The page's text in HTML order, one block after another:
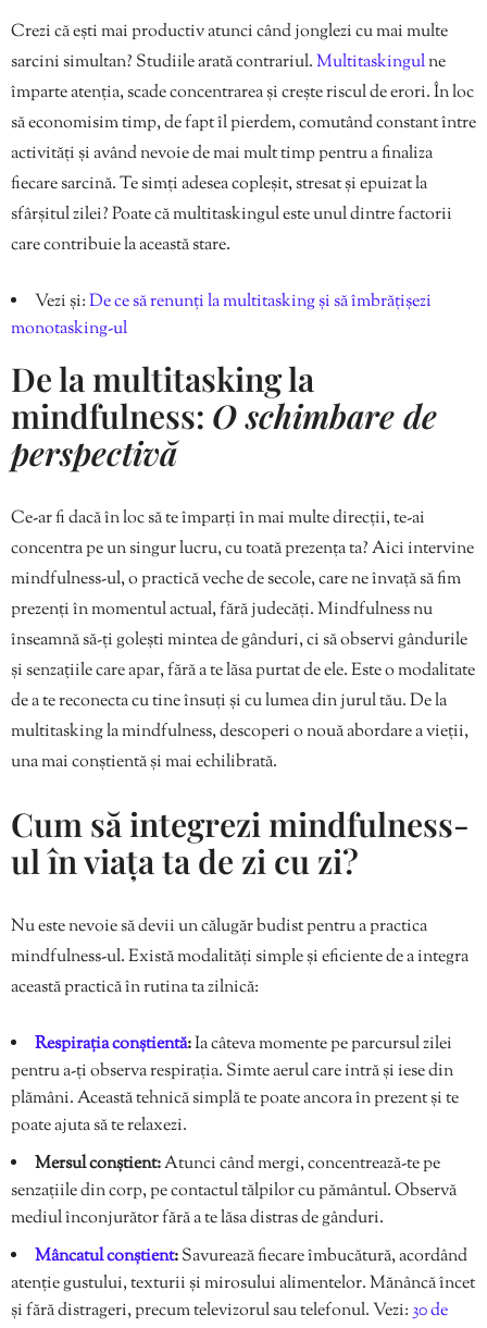
Crezi că ești mai productiv atunci când jonglezi cu mai multe
sarcini simultan? Studiile arată contrariul.Multitaskingulne
împarte atenția, scade concentrarea și crește riscul de erori. În loc
să economisim timp, de fapt îl pierdem, comutând constant între
activități și având nevoie de mai mult timp pentru a finaliza
fiecare sarcină. Te simți adesea copleșit, stresat și epuizat la
sfârșitul zilei? Poate că multitaskingul este unul dintre factorii
care contribuie la această stare.
Vezi și:De ce să renunți la multitasking și să îmbrățișezi
monotasking-ul
De la multitasking la
mindfulness: O schimbare de
perspectivă
Ce-ar fi dacă în loc să te împarți în mai multe direcții, te-ai
concentra pe un singur lucru, cu toată prezența ta? Aici intervine
mindfulness-ul, o practică veche de secole, care ne învață să fim
prezenți în momentul actual, fără judecăți. Mindfulness nu
înseamnă să-ți golești mintea de gânduri, ci să observi gândurile
și senzațiile care apar, fără a te lăsa purtat de ele. Este o modalitate
de a te reconecta cu tine însuți și cu lumea din jurul tău. De la
multitasking la mindfulness, descoperi o nouă abordare a vieții,
una mai conștientă și mai echilibrată.
Cum să integrezi mindfulness-
ul în viața ta de zi cu zi?
Nu este nevoie să devii un călugăr budist pentru a practica
mindfulness-ul. Există modalități simple și eficiente de a integra
această practică în rutina ta zilnică:
Respirația conștientă:Ia câteva momente pe parcursul zilei
pentru a-ți observa respirația. Simte aerul care intră și iese din
plămâni. Această tehnică simplă te poate ancora în prezent și te
poate ajuta să te relaxezi.
Mersul conștient:Atunci când mergi, concentrează-te pe
senzațiile din corp, pe contactul tălpilor cu pământul. Observă
mediul înconjurător fără a te lăsa distras de gânduri.
Mâncatul conștient:Savurează fiecare îmbucătură, acordând
atenție gustului, texturii și mirosului alimentelor. Mănâncă încet
și fără distrageri, precum televizorul sau telefonul. Vezi:30 de